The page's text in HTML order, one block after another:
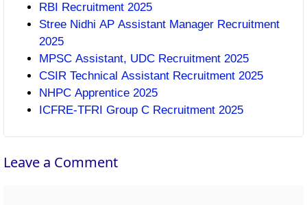
RBI Recruitment 2025
Stree Nidhi AP Assistant Manager Recruitment
2025
MPSC Assistant, UDC Recruitment 2025
CSIR Technical Assistant Recruitment 2025
NHPC Apprentice 2025
ICFRE-TFRI Group C Recruitment 2025
Leave a Comment